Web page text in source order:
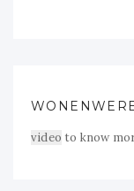
video to know